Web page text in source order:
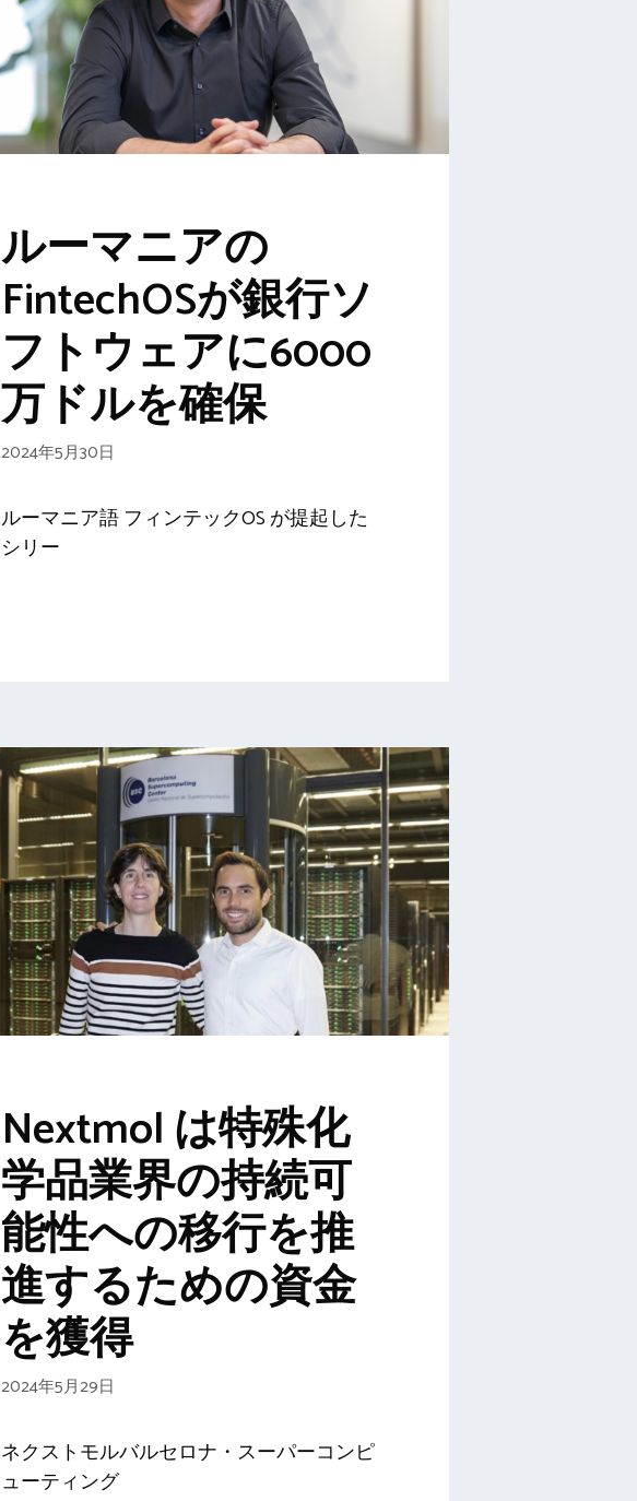
ルーマニアの
FintechOSが銀行ソ
フトウェアに6000
万ドルを確保
2024年5月30日
ルーマニア語 フィンテックOS が提起した
シリー
Nextmol は特殊化
学品業界の持続可
能性への移行を推
進するための資金
を獲得
2024年5月29日
ネクストモルバルセロナ・スーパーコンピ
ューティング